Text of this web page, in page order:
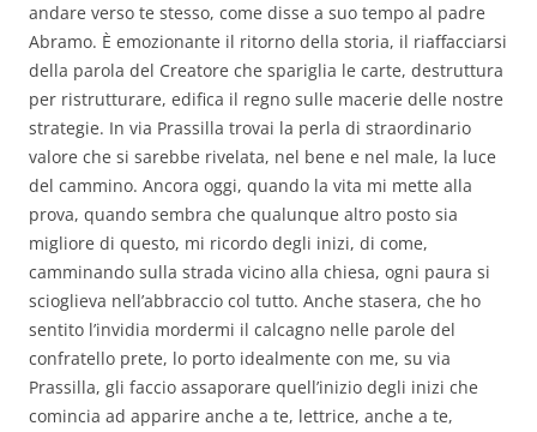
andare verso te stesso, come disse a suo tempo al padre
Abramo. È emozionante il ritorno della storia, il riaffacciarsi
della parola del Creatore che spariglia le carte, destruttura
per ristrutturare, edifica il regno sulle macerie delle nostre
strategie. In via Prassilla trovai la perla di straordinario
valore che si sarebbe rivelata, nel bene e nel male, la luce
del cammino. Ancora oggi, quando la vita mi mette alla
prova, quando sembra che qualunque altro posto sia
migliore di questo, mi ricordo degli inizi, di come,
camminando sulla strada vicino alla chiesa, ogni paura si
scioglieva nell’abbraccio col tutto. Anche stasera, che ho
sentito l’invidia mordermi il calcagno nelle parole del
confratello prete, lo porto idealmente con me, su via
Prassilla, gli faccio assaporare quell’inizio degli inizi che
comincia ad apparire anche a te, lettrice, anche a te,